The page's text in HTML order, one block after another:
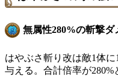
無属性280%の斬撃ダ
はやぶさ斬り改は敵1体
与える。合計倍率が280%